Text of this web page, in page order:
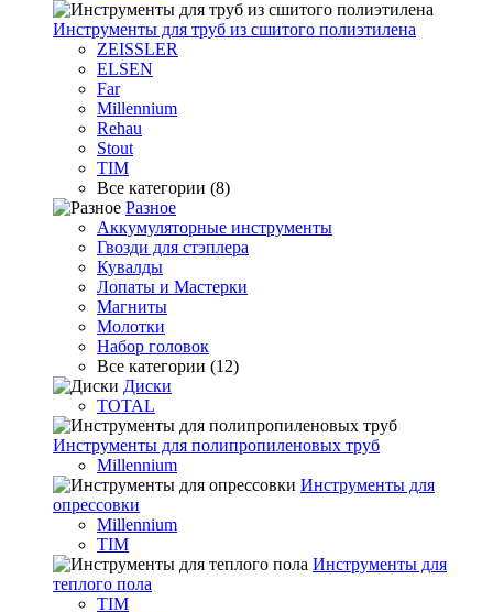
Инструменты для труб из сшитого полиэтилена
ZEISSLER
ELSEN
Far
Millennium
Rehau
Stout
TIM
Все категории (8)
Разное
Аккумуляторные инструменты
Гвозди для стэплера
Кувалды
Лопаты и Мастерки
Магниты
Молотки
Набор головок
Все категории (12)
Диски
TOTAL
Инструменты для полипропиленовых труб
Millennium
Инструменты для
опрессовки
Millennium
TIM
Инструменты для
теплого пола
TIM